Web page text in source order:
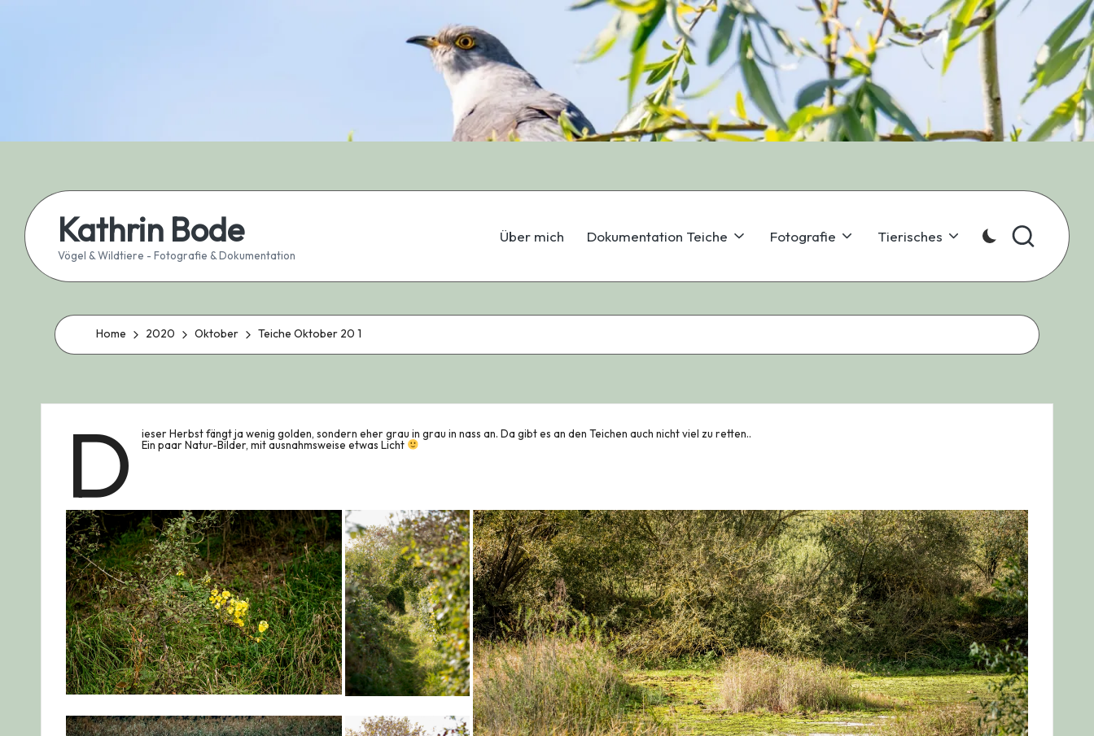
Kathrin Bode
Vögel & Wildtiere - Fotografie & Dokumentation
Über mich Dokumentation Teiche Fotografie Tierisches
Home 2020 Oktober Teiche Oktober 20 1
D
ieser Herbst fängt ja wenig golden, sondern eher grau in grau in nass an. Da gibt es an den Teichen auch nicht viel zu retten..
Ein paar Natur-Bilder, mit ausnahmsweise etwas Licht